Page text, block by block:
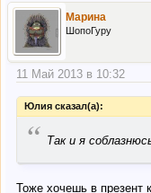
Марина
ШопоГуру
11 Май 2013 в 10:32
Юлия сказал(а):
“ Так и я
Тоже хочешь в презент